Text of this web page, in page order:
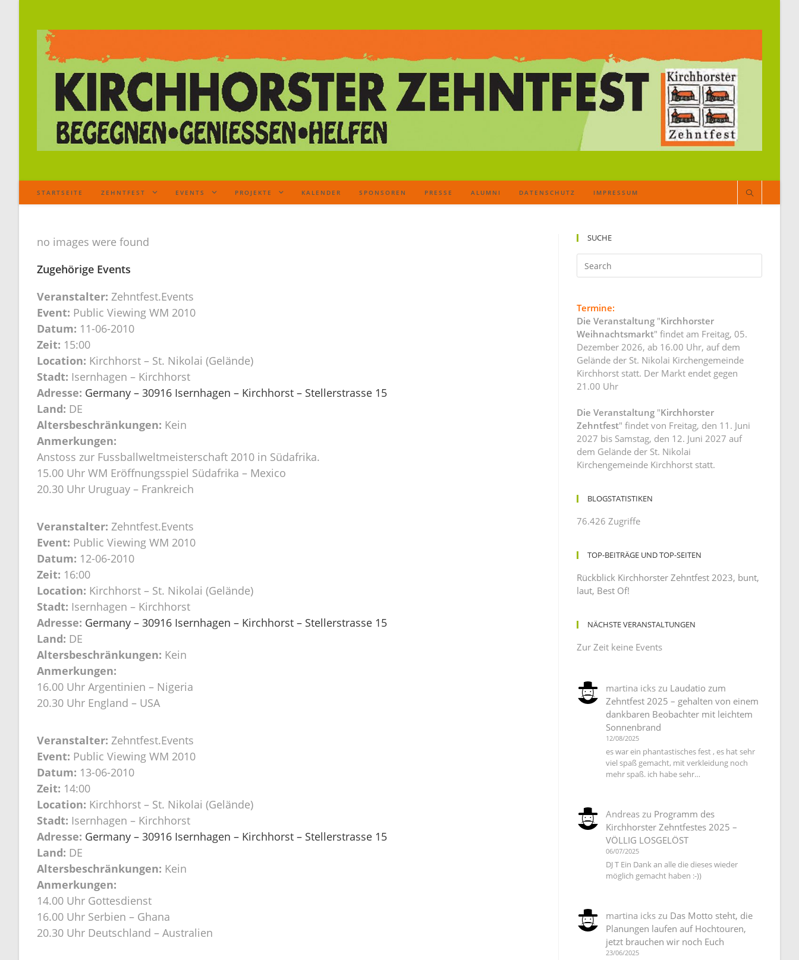
STARTSEITE ZEHNTFEST EVENTS PROJEKTE KALENDER SPONSOREN PRESSE ALUMNI DATENSCHUTZ IMPRESSUM
no images were found
Zugehörige Events
Veranstalter: Zehntfest.Events
Event: Public Viewing WM 2010
Datum: 11-06-2010
Zeit: 15:00
Location: Kirchhorst – St. Nikolai (Gelände)
Stadt: Isernhagen – Kirchhorst
Adresse: Germany – 30916 Isernhagen – Kirchhorst – Stellerstrasse 15
Land: DE
Altersbeschränkungen: Kein
Anmerkungen:
Anstoss zur Fussballweltmeisterschaft 2010 in Südafrika.
15.00 Uhr WM Eröffnungsspiel Südafrika – Mexico
20.30 Uhr Uruguay – Frankreich
Veranstalter: Zehntfest.Events
Event: Public Viewing WM 2010
Datum: 12-06-2010
Zeit: 16:00
Location: Kirchhorst – St. Nikolai (Gelände)
Stadt: Isernhagen – Kirchhorst
Adresse: Germany – 30916 Isernhagen – Kirchhorst – Stellerstrasse 15
Land: DE
Altersbeschränkungen: Kein
Anmerkungen:
16.00 Uhr Argentinien – Nigeria
20.30 Uhr England – USA
Veranstalter: Zehntfest.Events
Event: Public Viewing WM 2010
Datum: 13-06-2010
Zeit: 14:00
Location: Kirchhorst – St. Nikolai (Gelände)
Stadt: Isernhagen – Kirchhorst
Adresse: Germany – 30916 Isernhagen – Kirchhorst – Stellerstrasse 15
Land: DE
Altersbeschränkungen: Kein
Anmerkungen:
14.00 Uhr Gottesdienst
16.00 Uhr Serbien – Ghana
20.30 Uhr Deutschland – Australien
SUCHE
Termine:
Die Veranstaltung "Kirchhorster
Weihnachtsmarkt" findet am Freitag, 05.
Dezember 2026, ab 16.00 Uhr, auf dem
Gelände der St. Nikolai Kirchengemeinde
Kirchhorst statt. Der Markt endet gegen
21.00 Uhr
Die Veranstaltung "Kirchhorster
Zehntfest" findet von Freitag, den 11. Juni
2027 bis Samstag, den 12. Juni 2027 auf
dem Gelände der St. Nikolai
Kirchengemeinde Kirchhorst statt.
BLOGSTATISTIKEN
76.426 Zugriffe
TOP-BEITRÄGE UND TOP-SEITEN
Rückblick Kirchhorster Zehntfest 2023, bunt,
laut, Best Of!
NÄCHSTE VERANSTALTUNGEN
Zur Zeit keine Events
martina icks zu Laudatio zum
Zehntfest 2025 – gehalten von einem
dankbaren Beobachter mit leichtem
Sonnenbrand
12/08/2025
es war ein phantastisches fest , es hat sehr
viel spaß gemacht, mit verkleidung noch
mehr spaß. ich habe sehr…
Andreas zu Programm des
Kirchhorster Zehntfestes 2025 –
VÖLLIG LOSGELÖST
06/07/2025
DJ T Ein Dank an alle die dieses wieder
möglich gemacht haben :-))
martina icks zu Das Motto steht, die
Planungen laufen auf Hochtouren,
jetzt brauchen wir noch Euch
23/06/2025